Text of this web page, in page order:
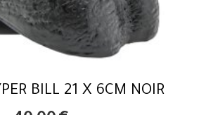
BILL 21 X 6CM NOIR